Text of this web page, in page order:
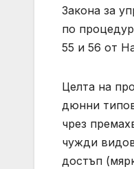
Закона за
по
55 и 56 от
Целта на
дюнни
чрез
чужди
достъп